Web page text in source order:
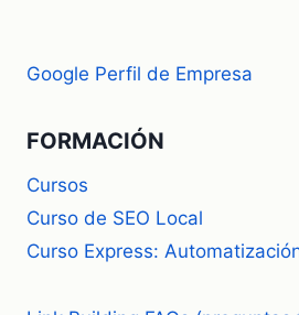
Google Perfil de Empresa
FORMACIÓN
Cursos
Curso de SEO Local
Curso Express: